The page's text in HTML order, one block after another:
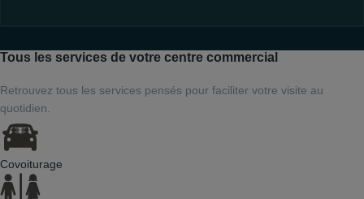
Tous les services de votre centre commercial
Retrouvez tous les services pensés pour faciliter votre visite au
quotidien.
Covoiturage